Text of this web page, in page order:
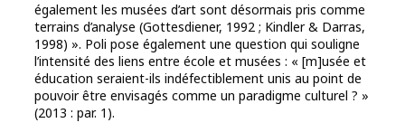
également les musées d’art sont désormais pris comme
terrains d’analyse (Gottesdiener, 1992 ; Kindler & Darras,
1998) ». Poli pose également une question qui souligne
l’intensité des liens entre école et musées : « [m]usée et
éducation seraient-ils indéfectiblement unis au point de
pouvoir être envisagés comme un paradigme culturel ? »
(2013 : par. 1).